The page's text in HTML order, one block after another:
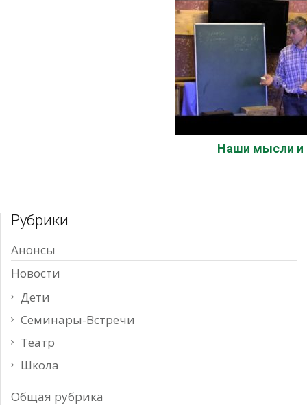
Наши мысли и
Рубрики
Анонсы
Новости
Дети
Семинары-Встречи
Театр
Школа
Общая рубрика